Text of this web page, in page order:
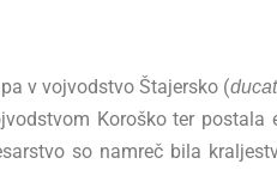
v vojvodstvo Štajersko (
Koroško ter postala
so namreč bila